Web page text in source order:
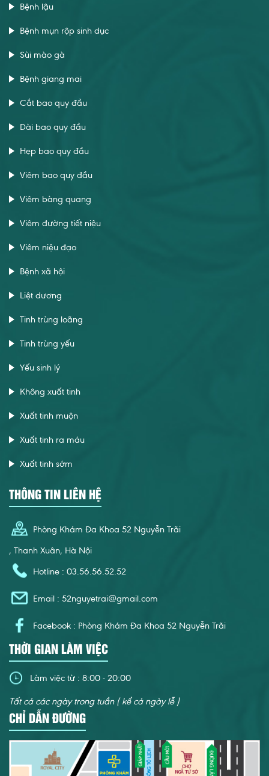
Bệnh lậu
Bệnh mụn rộp sinh dục
Sùi mào gà
Bệnh giang mai
Cắt bao quy đầu
Dài bao quy đầu
Hẹp bao quy đầu
Viêm bao quy đầu
Viêm bàng quang
Viêm đường tiết niệu
Viêm niệu đạo
Bệnh xã hội
Liệt dương
Tinh trùng loãng
Tinh trùng yếu
Yếu sinh lý
Không xuất tinh
Xuất tinh muộn
Xuất tinh ra máu
Xuất tinh sớm
THÔNG TIN LIÊN HỆ
Phòng Khám Đa Khoa 52 Nguyễn Trãi
, Thanh Xuân, Hà Nội
Hotline : 03.56.56.52.52
Email : 52nguyetrai@gmail.com
Facebook : Phòng Khám Đa Khoa 52 Nguyễn Trãi
THỜI GIAN LÀM VIỆC
Làm việc từ : 8:00 - 20:00
Tất cả các ngày trong tuần ( kể cả ngày lễ )
CHỈ DẪN ĐƯỜNG